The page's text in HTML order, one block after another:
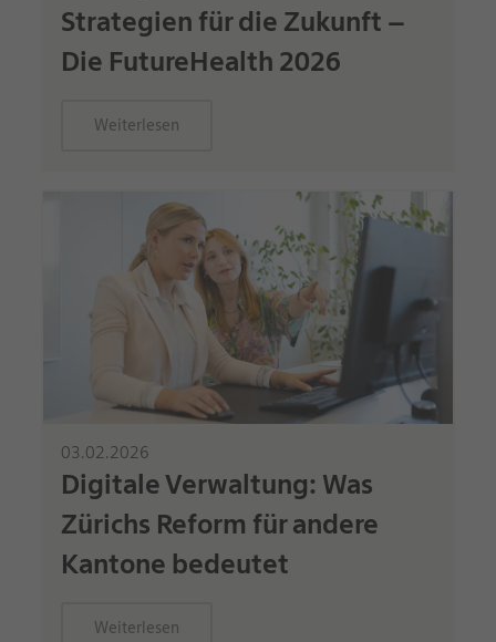
Strategien für die Zukunft –
Die FutureHealth 2026
Weiterlesen
03.02.2026
Digitale Verwaltung: Was
Zürichs Reform für andere
Kantone bedeutet
Weiterlesen